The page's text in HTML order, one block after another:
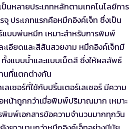
นหลายประเภทหลักตามเทคโนโลยีการ
ประเภทแรกคือหมึกอิงค์เจ็ท ซึ่งเป็น
บบพ่นหมึก เหมาะสำหรับการพิมพ์
เอียดและสีสันสวยงาม หมึกอิงค์เจ็ทมี
งแบบน้ำและแบบเม็ดสี ซึ่งให้ผลลัพธ์
นที่แตกต่างกัน
เซอร์ที่ใช้กับปริ้นเตอร์เลเซอร์ มีความ
น้าถูกกว่าเมื่อพิมพ์ปริมาณมาก เหมาะ
มพ์เอกสารข้อความจำนวนมากทุกวัน